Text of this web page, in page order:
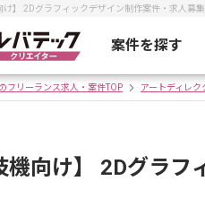
け】 2Dグラフィックデザイン制作案件・求人
案件を探す
フリーランス求人・案件TOP アートディレ
機向け】 2Dグラ